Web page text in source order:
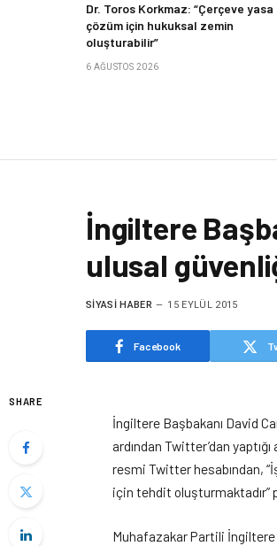
Dr. Toros Korkmaz: “Çerçeve yasa
çözüm için hukuksal zemin
oluşturabilir”
6 AĞUSTOS 2026
İngiltere
ulusal
SIYASI HABER 15 EYLÜL 2015
Facebook
SHARE
İngiltere Başbakanı David
ardından Twitter’dan
resmi Twitter hesabından,
için tehdit oluşturmaktadır”
Muhafazakar Partili